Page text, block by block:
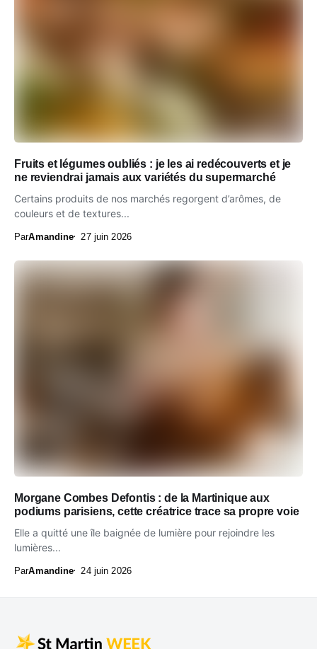
Fruits et légumes oubliés : je les ai redécouverts et je
ne reviendrai jamais aux variétés du supermarché
Certains produits de nos marchés regorgent d’arômes, de
couleurs et de textures...
ParAmandine 27 juin 2026
Morgane Combes Defontis : de la Martinique aux
podiums parisiens, cette créatrice trace sa propre voie
Elle a quitté une île baignée de lumière pour rejoindre les
lumières...
ParAmandine 24 juin 2026